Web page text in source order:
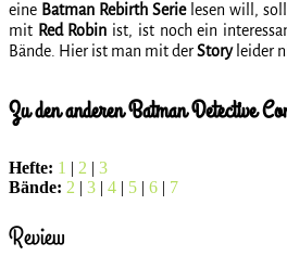
eine Batman Rebirth Serielesen will,
mit Red Robin ist, ist noch ein
Bände. Hier ist man mit derStoryleider
Zu den anderen Batman Detective
Hefte: 1 | 2 | 3
Bände: 2 | 3 | 4 | 5 | 6 | 7
Review